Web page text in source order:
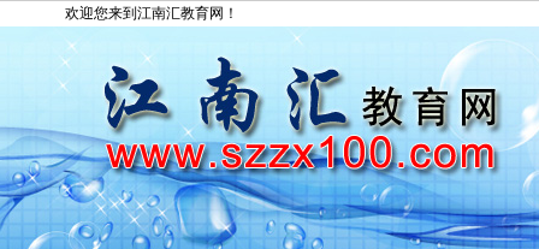
欢迎您来到江南汇教育网！